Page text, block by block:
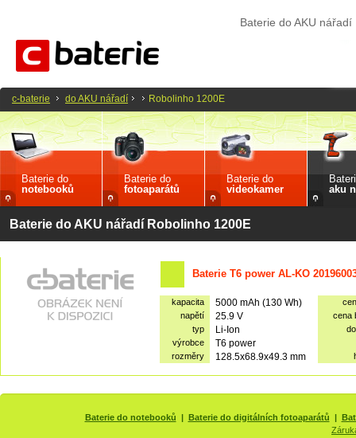
Baterie do AKU
Baterie do
notebooků
Baterie do
fotoaparátů
Baterie do
videokamer
aku
Baterie do AKU nářadí Robolinho 1200E
Baterie T6 power AL-KO
kapacita 5000 mAh (130 Wh)
napětí
25.9 V
cena
typ
Li-Ion
výrobce
T6 power
rozměry 128.5x68.9x49.3 mm
c-baterie do AKU nářadí Robolinho 1200E
Baterie do notebooků | Baterie do digitálních fotoaparátů |